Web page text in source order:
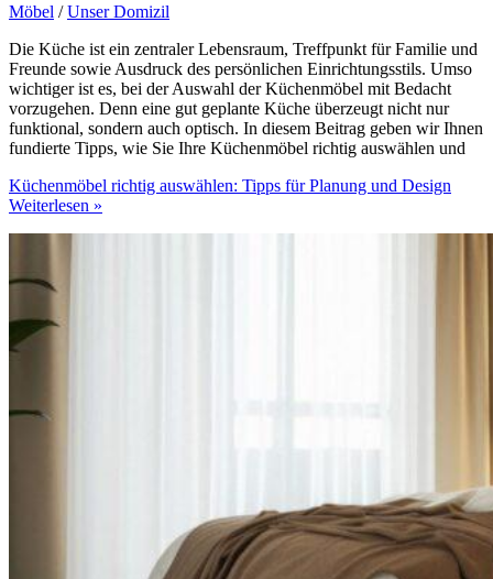
Möbel /Unser Domizil
Die Küche ist ein zentraler Lebensraum, Treffpunkt für Familie und
Freunde sowie Ausdruck des persönlichen Einrichtungsstils. Umso
wichtiger ist es, bei der Auswahl der Küchenmöbel mit Bedacht
vorzugehen. Denn eine gut geplante Küche überzeugt nicht nur
funktional, sondern auch optisch. In diesem Beitrag geben wir Ihnen
fundierte Tipps, wie Sie Ihre Küchenmöbel richtig auswählen und
Küchenmöbel richtig auswählen: Tipps für Planung und Design
Weiterlesen »